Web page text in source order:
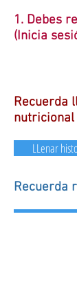
1. Debes
(Inicia
Recuerda
nutricional
LLenar
Recuerda